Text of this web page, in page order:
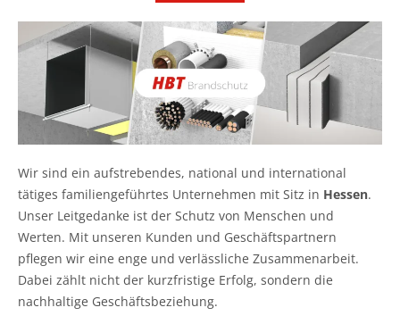
Wir sind ein aufstrebendes, national und international
tätiges familiengeführtes Unternehmen mit Sitz in Hessen.
Unser Leitgedanke ist der Schutz von Menschen und
Werten. Mit unseren Kunden und Geschäftspartnern
pflegen wir eine enge und verlässliche Zusammenarbeit.
Dabei zählt nicht der kurzfristige Erfolg, sondern die
nachhaltige Geschäftsbeziehung.